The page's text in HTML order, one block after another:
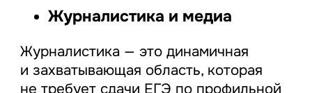
Журналистика и медиа
Журналистика — это динамичная
и захватывающая область, которая
не требует сдачи ЕГЭ по профильной